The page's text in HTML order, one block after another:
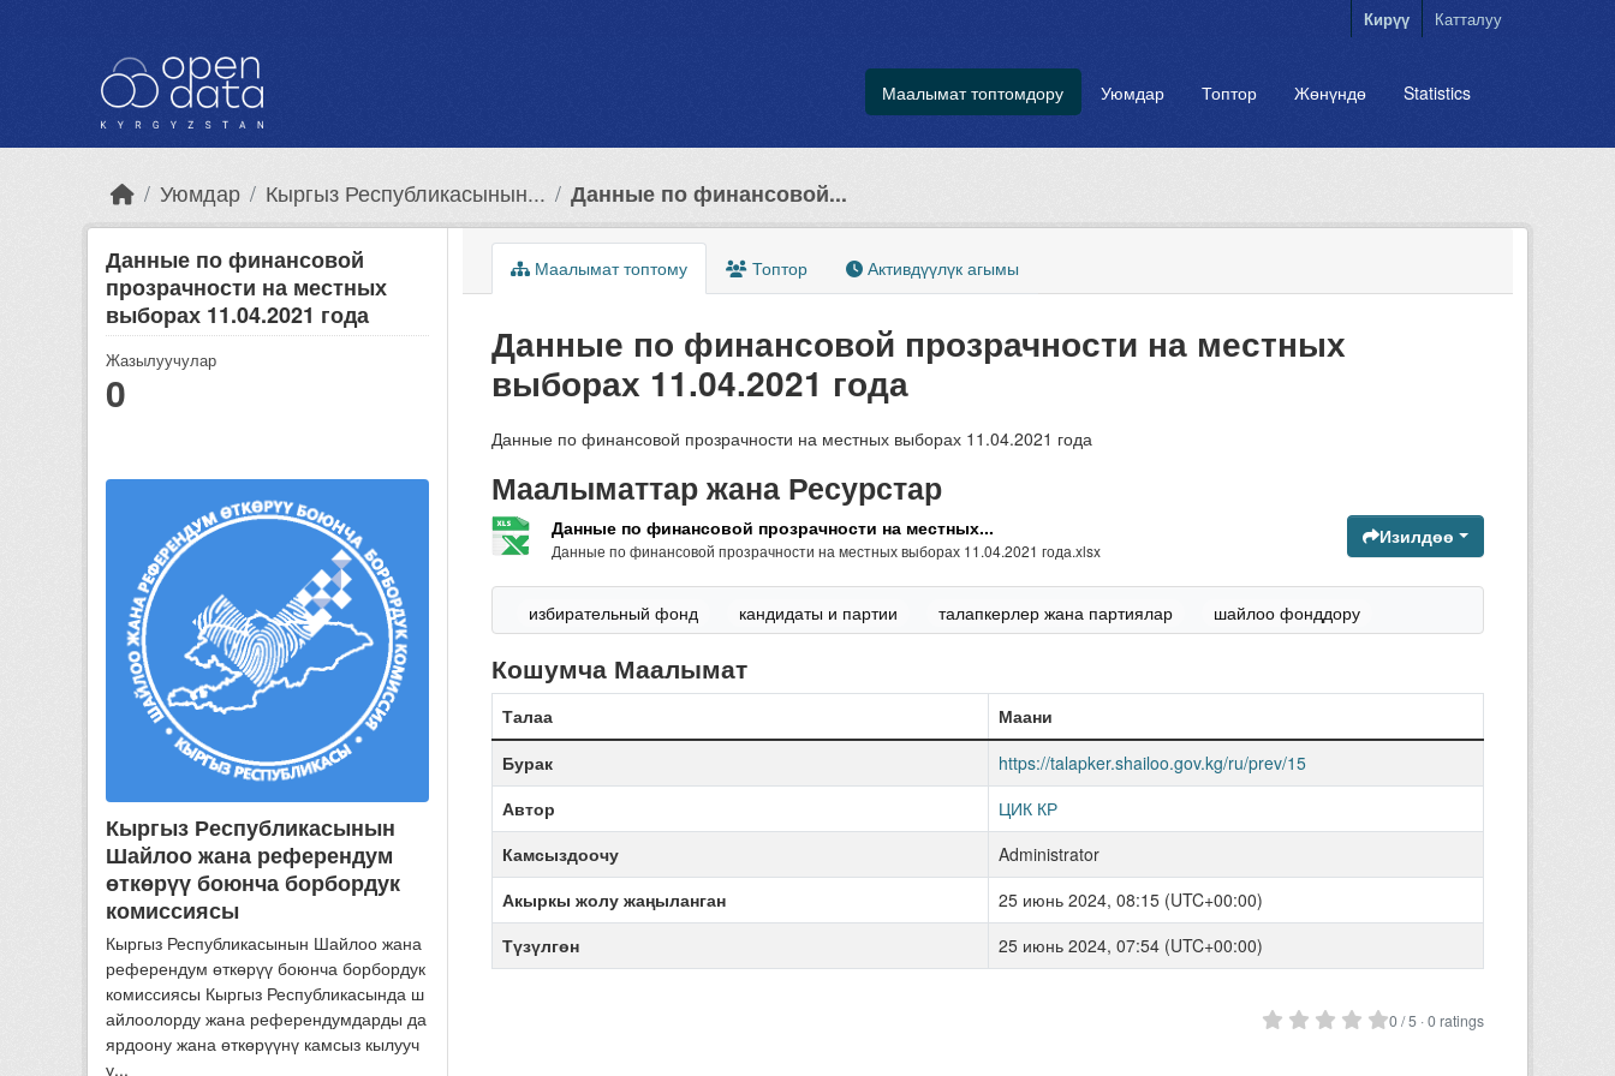
Кирүү Катталуу
Маалымат топтомдору Уюмдар Топтор Жөнүндө Statistics
Уюмдар Кыргыз Республикасынын... Данные по финансовой...
Данные по финансовой
прозрачности на местных
выборах 11.04.2021 года
Жазылуучулар
0
Кыргыз Республикасынын
Шайлоо жана референдум
өткөрүү боюнча борбордук
комиссиясы
Кыргыз Республикасынын Шайлоо жана
референдум өткөрүү боюнча борбордук
комиссиясы Кыргыз Республикасында ш
айлоолорду жана референдумдарды да
ярдоону жана өткөрүүнү камсыз кылууч
у...
Маалымат топтому Топтор Активдүүлүк агымы
Данные по финансовой прозрачности на местных
выборах 11.04.2021 года
Данные по финансовой прозрачности на местных выборах 11.04.2021 года
Маалыматтар жана Ресурстар
Данные по финансовой прозрачности на местных...
Данные по финансовой прозрачности на местных выборах 11.04.2021 года.xlsx
Изилдөө
избирательный фонд кандидаты и партии талапкерлер жана партиялар шайлоо фонддору
Кошумча Маалымат
Талаа
Маани
Бурак
https://talapker.shailoo.gov.kg/ru/prev/15
Автор
ЦИК КР
Камсыздоочу
Administrator
Акыркы жолу жаңыланган
25 июнь 2024, 08:15 (UTC+00:00)
Түзүлгөн
25 июнь 2024, 07:54 (UTC+00:00)
0 / 5 · 0 ratings